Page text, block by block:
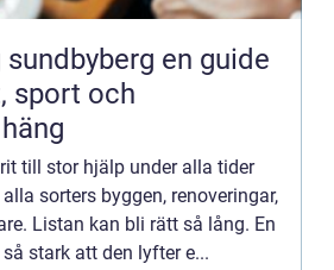
en guide
sport och
till stor hjälp under alla tider
sorters byggen, renoveringar,
Listan kan bli rätt så lång. En
stark att den lyfter e...